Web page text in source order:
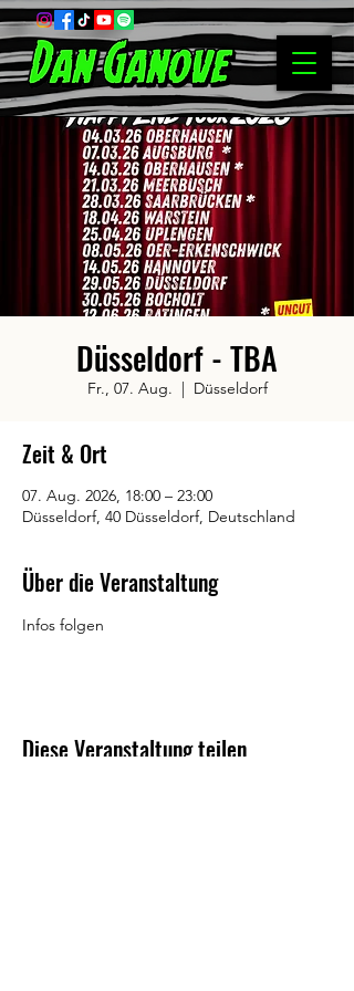
Düsseldorf - TBA
Fr., 07. Aug.
  |
Düsseldorf
Zeit & Ort
07. Aug. 2026, 18:00 – 23:00
Düsseldorf, 40 Düsseldorf, Deutschland
Über die Veranstaltung
Infos folgen
Diese Veranstaltung teilen